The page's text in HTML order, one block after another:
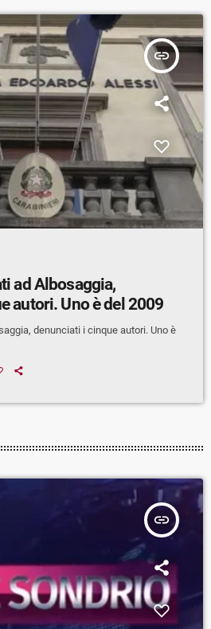
insert_link
ad Albosaggia,
autori. Uno è del 2009
denunciati i cinque autori. Uno è
insert_link